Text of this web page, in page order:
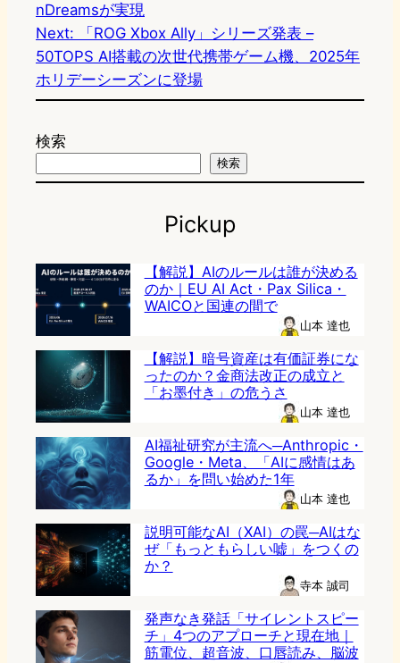
nDreamsが実現
Next:
「ROG Xbox Ally」シリーズ発表 –
50TOPS AI搭載の次世代携帯ゲーム機、2025年
ホリデーシーズンに登場
検索
検索
Pickup
【解説】AIのルールは誰が決める
のか｜EU AI Act・Pax Silica・
WAICOと国連の間で
山本 達也
【解説】暗号資産は有価証券にな
ったのか？金商法改正の成立と
「お墨付き」の危うさ
山本 達也
AI福祉研究が主流へ─Anthropic・
Google・Meta、「AIに感情はあ
るか」を問い始めた1年
山本 達也
説明可能なAI（XAI）の罠─AIはな
ぜ「もっともらしい嘘」をつくの
か？
寺本 誠司
発声なき発話「サイレントスピー
チ」4つのアプローチと現在地｜
筋電位、超音波、口唇読み、脳波